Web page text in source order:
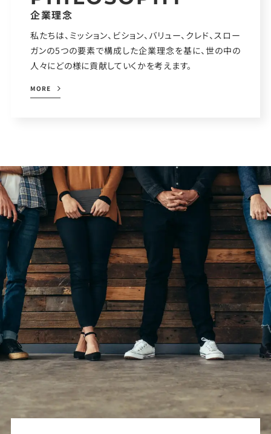
企業理念
私たちは、ミッション、ビション、バリュー、クレド、スロー
ガンの5つの要素で構成した企業理念を基に、世の中の
人々にどの様に貢献していくかを考えます。
MORE